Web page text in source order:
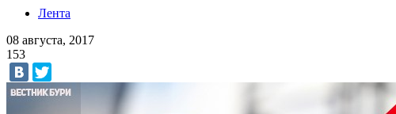
Лента
08 августа, 2017
153